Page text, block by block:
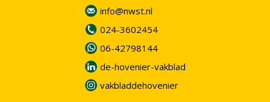
info@nwst.nl
024-3602454
06-42798144
de-hovenier-vakblad
vakbladdehovenier